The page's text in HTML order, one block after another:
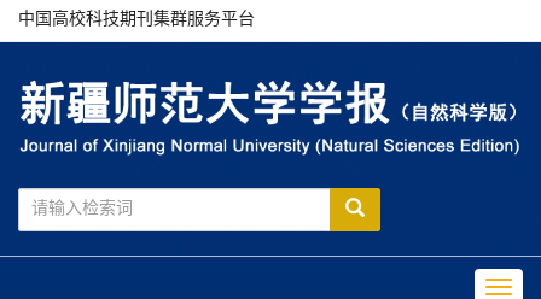
中国高校科技期刊集群服务平台